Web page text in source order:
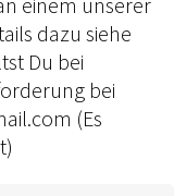
dazu siehe
Du bei
bei
(Es